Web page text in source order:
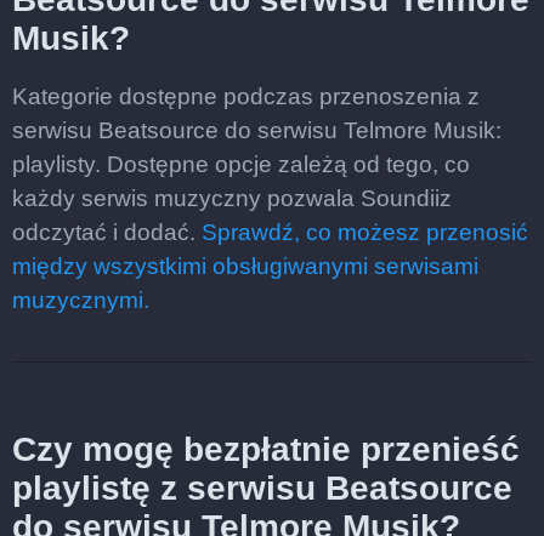
Musik?
Kategorie dostępne podczas przenoszenia z
serwisu Beatsource do serwisu Telmore Musik:
playlisty. Dostępne opcje zależą od tego, co
każdy serwis muzyczny pozwala Soundiiz
odczytać i dodać. Sprawdź, co możesz przenosić
między wszystkimi obsługiwanymi serwisami
muzycznymi.
Czy mogę bezpłatnie przenieść
playlistę z serwisu Beatsource
do serwisu Telmore Musik?